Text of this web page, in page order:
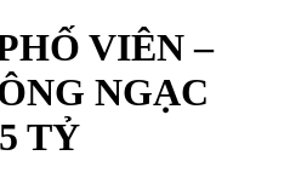
VIÊN –
NGẠC
TỶ